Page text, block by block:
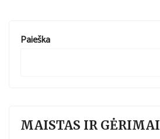
Paieška
MAISTAS IR GĖRIMAI